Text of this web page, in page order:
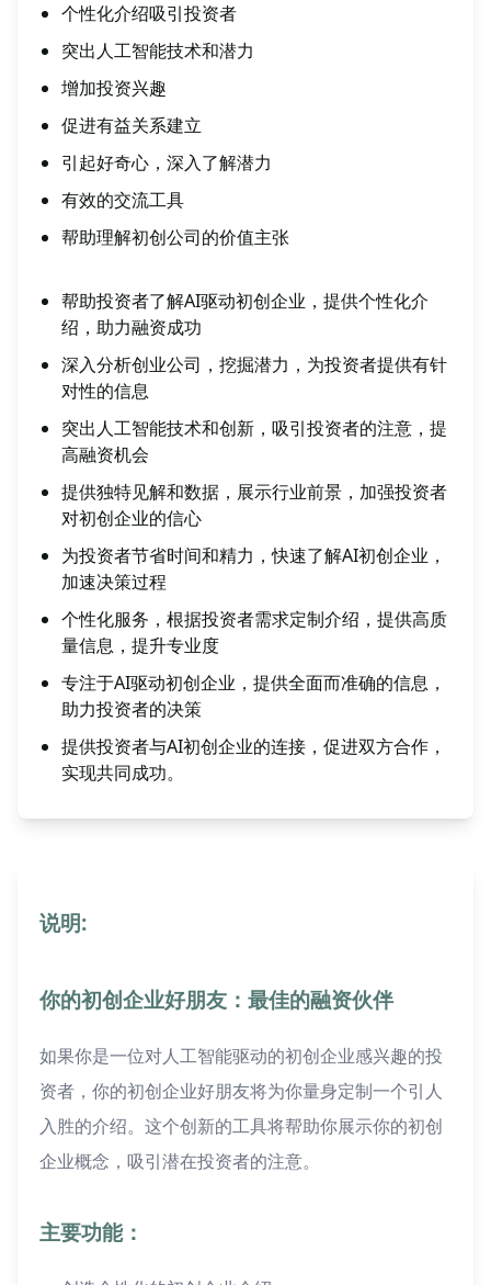
个性化介绍吸引投资者
突出人工智能技术和潜力
增加投资兴趣
促进有益关系建立
引起好奇心，深入了解潜力
有效的交流工具
帮助理解初创公司的价值主张
帮助投资者了解AI驱动初创企业，提供个性化介
绍，助力融资成功
深入分析创业公司，挖掘潜力，为投资者提供有针
对性的信息
突出人工智能技术和创新，吸引投资者的注意，提
高融资机会
提供独特见解和数据，展示行业前景，加强投资者
对初创企业的信心
为投资者节省时间和精力，快速了解AI初创企业，
加速决策过程
个性化服务，根据投资者需求定制介绍，提供高质
量信息，提升专业度
专注于AI驱动初创企业，提供全面而准确的信息，
助力投资者的决策
提供投资者与AI初创企业的连接，促进双方合作，
实现共同成功。
说明:
你的初创企业好朋友：最佳的融资伙伴
如果你是一位对人工智能驱动的初创企业感兴趣的投
资者，你的初创企业好朋友将为你量身定制一个引人
入胜的介绍。这个创新的工具将帮助你展示你的初创
企业概念，吸引潜在投资者的注意。
主要功能：